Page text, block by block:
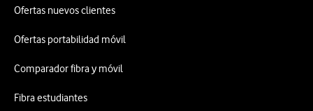
Ofertas nuevos clientes
Ofertas portabilidad móvil
Comparador fibra y móvil
Fibra estudiantes